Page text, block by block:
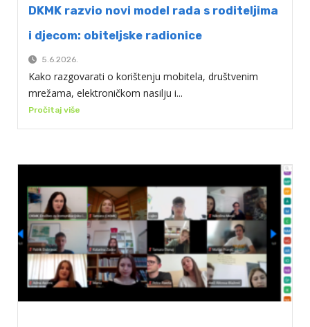
DKMK razvio novi model rada s roditeljima
i djecom: obiteljske radionice
5.6.2026.
Kako razgovarati o korištenju mobitela, društvenim
mrežama, elektroničkom nasilju i...
Pročitaj više